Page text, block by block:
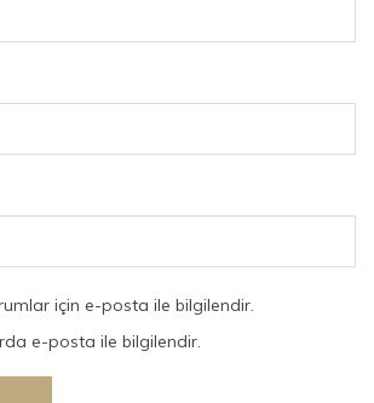
için e-posta ile bilgilendir.
e-posta ile bilgilendir.